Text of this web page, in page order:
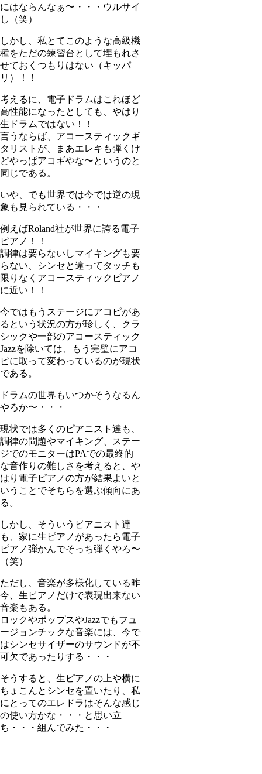
にはならんなぁ〜・・・ウルサイ
し（笑）
しかし、私とてこのような高級機
種をただの練習台として埋もれさ
せておくつもりはない（キッパ
リ）！！
考えるに、電子ドラムはこれほど
高性能になったとしても、やはり
生ドラムではない！！
言うならば、アコースティックギ
タリストが、まあエレキも弾くけ
どやっぱアコギやな〜というのと
同じである。
いや、でも世界では今では逆の現
象も見られている・・・
例えばRoland社が世界に誇る電子
ピアノ！！
調律は要らないしマイキングも要
らない、シンセと違ってタッチも
限りなくアコースティックピアノ
に近い！！
今ではもうステージにアコピがあ
るという状況の方が珍しく、クラ
シックや一部のアコースティック
Jazzを除いては、もう完璧にアコ
ピに取って変わっているのが現状
である。
ドラムの世界もいつかそうなるん
やろか〜・・・
現状では多くのピアニスト達も、
調律の問題やマイキング、ステー
ジでのモニターはPAでの最終的
な音作りの難しさを考えると、や
はり電子ピアノの方が結果よいと
いうことでそちらを選ぶ傾向にあ
る。
しかし、そういうピアニスト達
も、家に生ピアノがあったら電子
ピアノ弾かんでそっち弾くやろ〜
（笑）
ただし、音楽が多様化している昨
今、生ピアノだけで表現出来ない
音楽もある。
ロックやポップスやJazzでもフュ
ージョンチックな音楽には、今で
はシンセサイザーのサウンドが不
可欠であったりする・・・
そうすると、生ピアノの上や横に
ちょこんとシンセを置いたり、私
にとってのエレドラはそんな感じ
の使い方かな・・・と思い立
ち・・・組んでみた・・・